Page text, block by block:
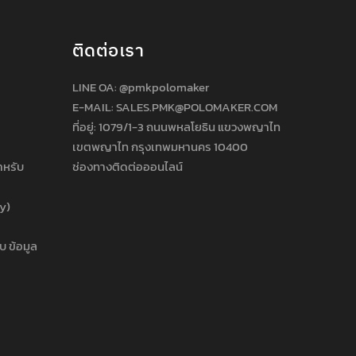
หรับ
ข้อมูล
ติดต่อเรา
LINE OA:@pmkpolomaker
E-MAIL: SALES.PMK@POLOMAKER.COM
ที่อยู่: 1079/1-3 ถนนพหลโยธิน แขวงพญาไท
เขตพญาไท กรุงเทพมหานคร 10400
ช่องทางติดต่อออนไลน์